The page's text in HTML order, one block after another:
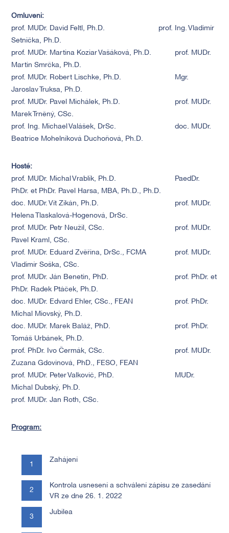
Omluveni:
prof. MUDr. David Feltl, Ph.D.
prof. Ing. Vladimír
Setnička, Ph.D.
prof. MUDr. Martina Koziar Vašáková, Ph.D.
prof. MUDr.
Martin Smrčka, Ph.D.
prof. MUDr. Robert Lischke, Ph.D.
Mgr.
Jaroslav Truksa, Ph.D.
prof. MUDr. Pavel Michálek, Ph.D.
prof. MUDr.
Marek Trněný, CSc.
prof. Ing. Michael Valášek, DrSc.
doc. MUDr.
Beatrice Mohelníková Duchoňová, Ph.D.
Hosté:
prof. MUDr. Michal Vrablík, Ph.D.
PaedDr.
PhDr. et PhDr. Pavel Harsa, MBA, Ph.D., Ph.D.
doc. MUDr. Vít Zikán, Ph.D.
prof. MUDr.
Helena Tlaskalová-Hogenová, DrSc.
prof. MUDr. Petr Neužil, CSc.
prof. MUDr.
Pavel Kraml, CSc.
prof. MUDr. Eduard Zvěřina, DrSc., FCMA
prof. MUDr.
Vladimír Soška, CSc.
prof. MUDr. Ján Benetin, PhD.
prof. PhDr. et
PhDr. Radek Ptáček, Ph.D.
doc. MUDr. Edvard Ehler, CSc., FEAN
prof. PhDr.
Michal Miovský, Ph.D.
doc. MUDr. Marek Baláž, PhD.
prof. PhDr.
Tomáš Urbánek, Ph.D.
prof. PhDr. Ivo Čermák, CSc.
prof. MUDr.
Zuzana Gdovinová, PhD., FESO, FEAN
prof. MUDr. Peter Valkovič, PhD.
MUDr.
Michal Dubský, Ph.D.
prof. MUDr. Jan Roth, CSc.
Program:
Zahájení
Kontrola usnesení a schválení zápisu ze zasedání
VR ze dne 26. 1. 2022
Jubilea